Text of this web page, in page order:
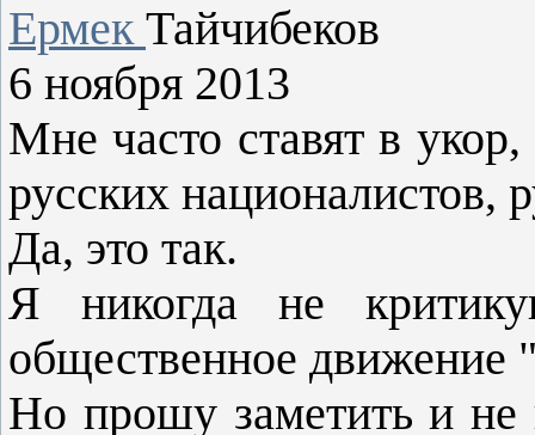
Ермек Тайчибеков
6 ноября 2013
Мне часто ставят в
русских националистов,
Да, это так.
Я никогда не
общественное движение
Но прошу заметить и